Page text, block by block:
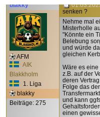
blakky
AFM
AIK
Blakkholm
1. Liga
blakky
Beiträge: 275
senken ?
Nehme mal
Misterholle
"Könnte ein
Belebung
und würde
gleichen
Wäre es eine
z.B. auf der
deren
Folge das
und kann
einen